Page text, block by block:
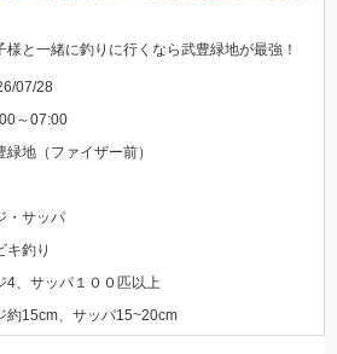
と一緒に釣りに行くなら武豊緑地が最強！
07/28
～07:00
緑地（ファイザー前）
・サッパ
キ釣り
4、サッパ１００匹以上
約15cm、サッパ15~20cm